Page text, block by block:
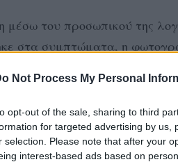
Not Process My Personal
opt-out of the sale, sharing to third
for targeted advertising by us,
selection. Please note that after your
interest-based ads based on
μέσω του προσωπικού της
στα συμπτώματα, η
βαριά.
της, ενώ είναι
«Ποδαρικό για το 2022